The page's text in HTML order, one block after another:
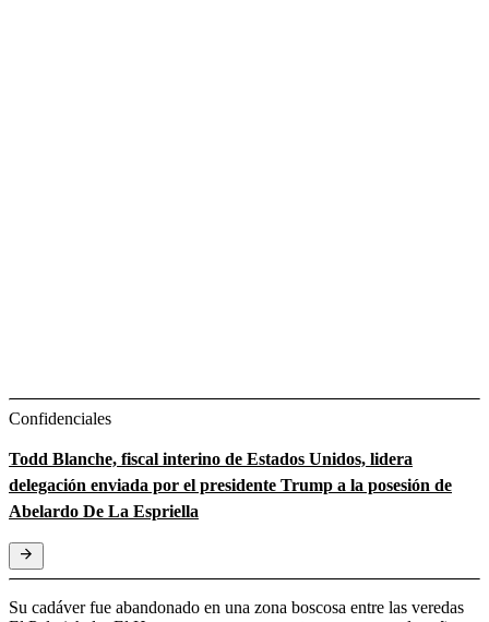
Confidenciales
Todd Blanche, fiscal interino de Estados Unidos, lidera
delegación enviada por el presidente Trump a la posesión de
Abelardo De La Espriella
Su cadáver fue abandonado en una zona boscosa entre las veredas